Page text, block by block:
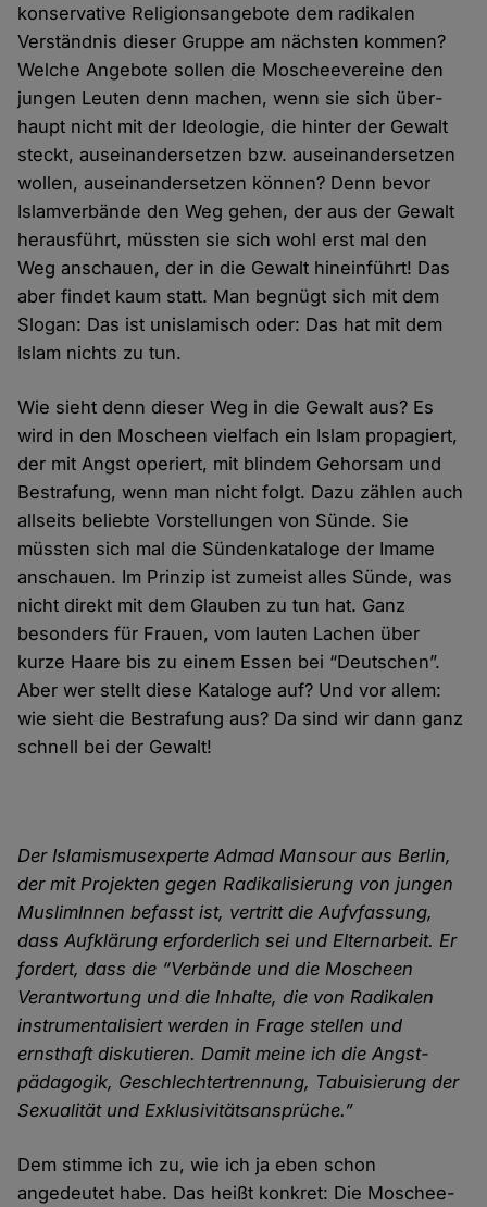
konservative Religions­angebote dem radikalen
Verständ­nis dieser Gruppe am nächsten kommen?
Welche Angebote sollen die Moschee­vereine den
jungen Leuten denn machen, wenn sie sich über­
haupt nicht mit der Ideologie, die hinter der Gewalt
steckt, aus­einander­setzen bzw. aus­einander­setzen
wollen, aus­einander­setzen können? Denn bevor
Islam­verbände den Weg gehen, der aus der Gewalt
heraus­führt, müssten sie sich wohl erst mal den
Weg an­schauen, der in die Gewalt hinein­führt! Das
aber findet kaum statt. Man begnügt sich mit dem
Slogan: Das ist un­islamisch oder: Das hat mit dem
Islam nichts zu tun.
Wie sieht denn dieser Weg in die Gewalt aus? Es
wird in den Moscheen viel­fach ein Islam propagiert,
der mit Angst operiert, mit blindem Gehor­sam und
Bestrafung, wenn man nicht folgt. Dazu zählen auch
allseits beliebte Vor­stellungen von Sünde. Sie
müssten sich mal die Sünden­kataloge der Imame
an­schauen. Im Prinzip ist zumeist alles Sünde, was
nicht direkt mit dem Glauben zu tun hat. Ganz
besonders für Frauen, vom lauten Lachen über
kurze Haare bis zu einem Essen bei “Deutschen”.
Aber wer stellt diese Kataloge auf? Und vor allem:
wie sieht die Bestrafung aus? Da sind wir dann ganz
schnell bei der Gewalt!
Der Islamismusexperte Admad Mansour aus Berlin,
der mit Projekten gegen Radi­kali­sierung von jungen
Muslim­Innen befasst ist, vertritt die Aufvfassung,
dass Auf­klärung erforder­lich sei und Eltern­arbeit. Er
fordert, dass die “Verbände und die Moscheen
Verant­wortung und die Inhalte, die von Radikalen
instrumentalisiert werden in Frage stellen und
ernsthaft diskutieren. Damit meine ich die Angst­
pädagogik, Geschlechter­trennung, Tabuisierung der
Sexualität und Exklusivitäts­ansprüche.”
Dem stimme ich zu, wie ich ja eben schon
angedeutet habe. Das heißt konkret: Die Moschee­